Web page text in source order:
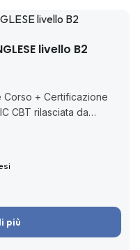
livello B2
Corso + Certificazione
CBT rilasciata da
più